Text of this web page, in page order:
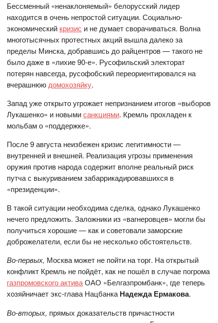
Бессменный «ненаклоняемый» белорусский лидер
находится в очень непростой ситуации. Социально-
экономический кризис и не думает сворачиваться. Волна
многотысячных протестных акций вышла далеко за
пределы Минска, добравшись до райцентров — такого не
было даже в «лихие 90-е». Русофильский электорат
потерян навсегда, русофобский переориентировался на
вчерашнюю домохозяйку.
Запад уже открыто угрожает непризнанием итогов «выборов
Лукашенко» и новымисанкциями. Кремль прохладен к
мольбам о «поддержке».
После 9 августа неизбежен кризис легитимности —
внутренней и внешней. Реализация угрозы применения
оружия против народа содержит вполне реальный риск
путча с выкуриванием забаррикадировавшихся в
«президенции».
В такой ситуации необходима сделка, однако Лукашенко
нечего предложить. Заложники из «вагнеровцев» могли бы
получиться хорошие — как и советовали заморские
доброжелатели, если бы не несколько обстоятельств.
Во-первых, Москва может не пойти на торг. На открытый
конфликт Кремль не пойдёт, как не пошёл в случае погрома
газпромовского активаОАО «Белгазпромбанк», где теперь
хозяйничает экс-глава Нацбанка Надежда Ермакова.
Во-вторых, прямых доказательств причастности